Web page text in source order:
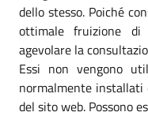
dello stesso. Poiché
ottimale fruizione
agevolare la
Essi non vengono
normalmente
del sito web. Possono